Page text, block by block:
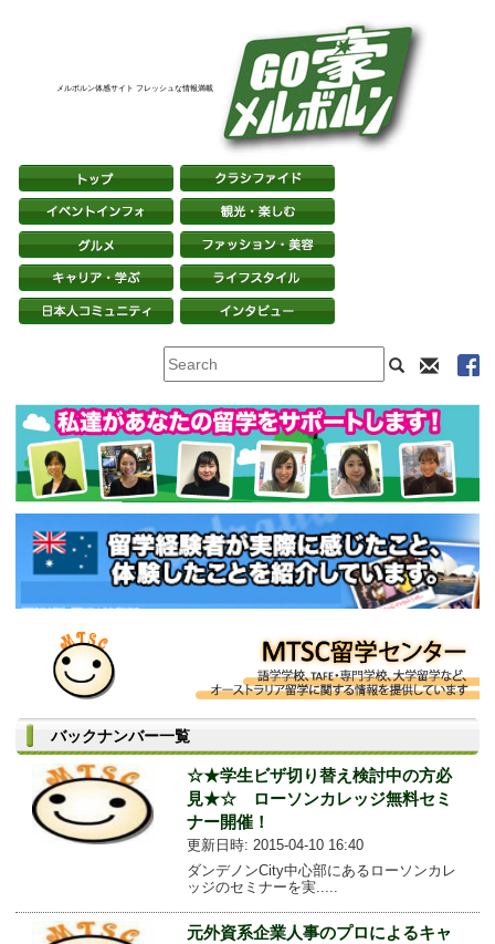
メルボルン体感サイト フレッシュな情報満載
バックナンバー一覧
☆★学生ビザ切り替え検討中の方必
見★☆ ローソンカレッジ無料セミ
ナー開催！
更新日時: 2015-04-10 16:40
ダンデノンCity中心部にあるローソンカレ
ッジのセミナーを実.....
元外資系企業人事のプロによるキャ